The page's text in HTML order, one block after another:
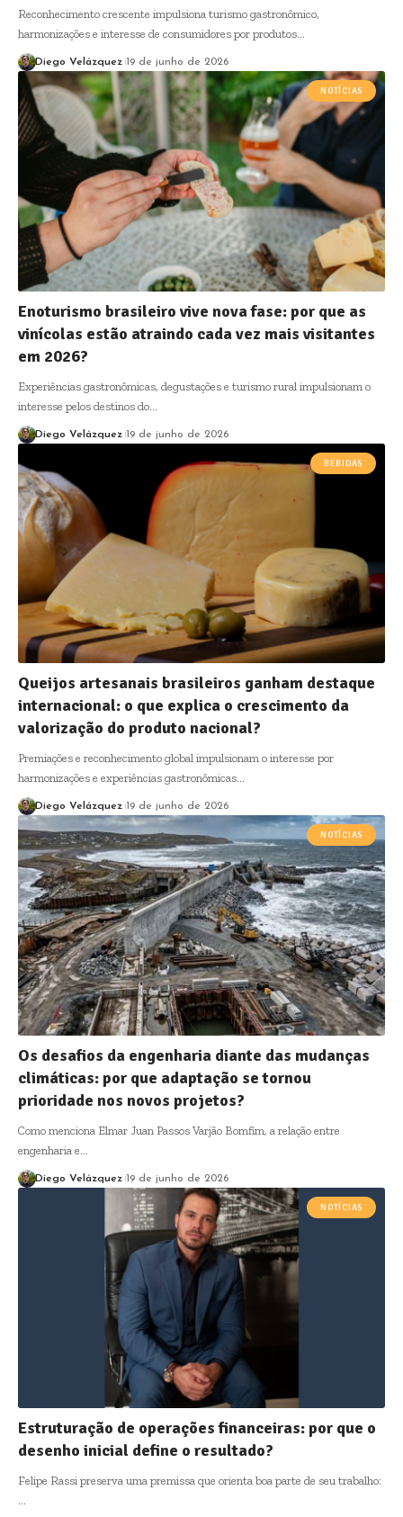
Reconhecimento crescente impulsiona turismo gastronômico,
harmonizações e interesse de consumidores por produtos…
Diego Velázquez 19 de junho de 2026
NOTÍCIAS
Enoturismo brasileiro vive nova fase: por que as
vinícolas estão atraindo cada vez mais visitantes
em 2026?
Experiências gastronômicas, degustações e turismo rural impulsionam o
interesse pelos destinos do…
Diego Velázquez 19 de junho de 2026
BEBIDAS
Queijos artesanais brasileiros ganham destaque
internacional: o que explica o crescimento da
valorização do produto nacional?
Premiações e reconhecimento global impulsionam o interesse por
harmonizações e experiências gastronômicas…
Diego Velázquez 19 de junho de 2026
NOTÍCIAS
Os desafios da engenharia diante das mudanças
climáticas: por que adaptação se tornou
prioridade nos novos projetos?
Como menciona Elmar Juan Passos Varjão Bomfim, a relação entre
engenharia e…
Diego Velázquez 19 de junho de 2026
NOTÍCIAS
Estruturação de operações financeiras: por que o
desenho inicial define o resultado?
Felipe Rassi preserva uma premissa que orienta boa parte de seu trabalho:
…